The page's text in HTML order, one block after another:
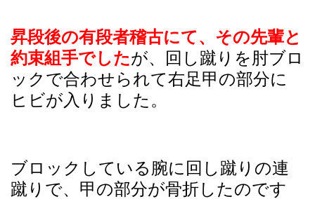
昇段後の有段者稽古にて、その先輩と
約束組手でしたが、回し蹴りを肘ブロ
ックで合わせられて右足甲の部分に
ヒビが入りました。
ブロックしている腕に回し蹴りの連
蹴りで、甲の部分が骨折したのです